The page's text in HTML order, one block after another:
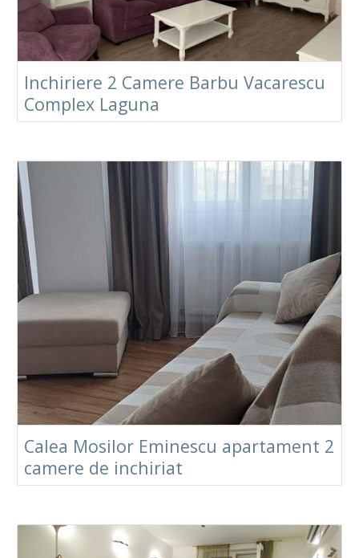
Inchiriere 2 Camere Barbu Vacarescu
Complex Laguna
Calea Mosilor Eminescu apartament 2
camere de inchiriat